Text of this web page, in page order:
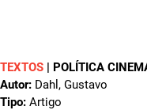
TEXTOS | POLÍTICA
Autor: Dahl, Gustavo
Tipo: Artigo